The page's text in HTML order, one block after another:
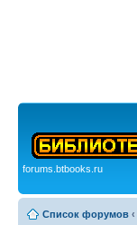
forums.btbooks.ru
Список форумов ‹